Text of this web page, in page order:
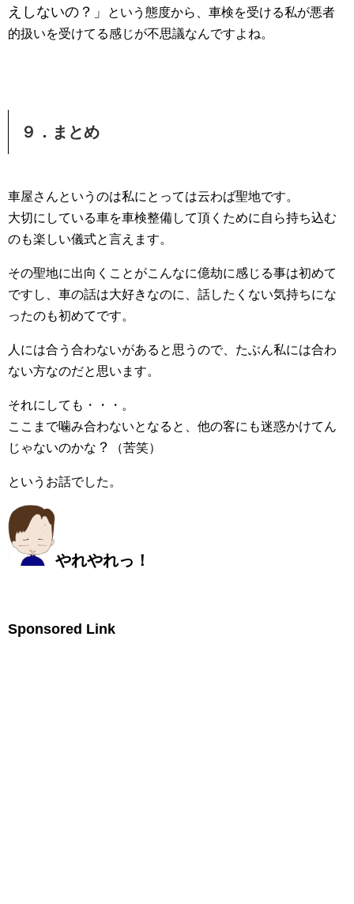
えしないの？」
という態度から、車検を受ける私が悪者
的扱いを受けてる感じが不思議なんですよね。
９．まとめ
車屋さんというのは私にとっては云わば聖地です。
大切にしている車を車検整備して頂くために自ら持ち込む
のも楽しい儀式と言えます。
その聖地に出向くことがこんなに億劫に感じる事は初めて
ですし、車の話は大好きなのに、話したくない気持ちにな
ったのも初めてです。
人には合う合わないがあると思うので、たぶん私には合わ
ない方なのだと思います。
それにしても・・・。
ここまで噛み合わないとなると、他の客にも迷惑かけてん
じゃないのかな ？ （苦笑）
というお話でした。
やれやれっ！
Sponsored Link